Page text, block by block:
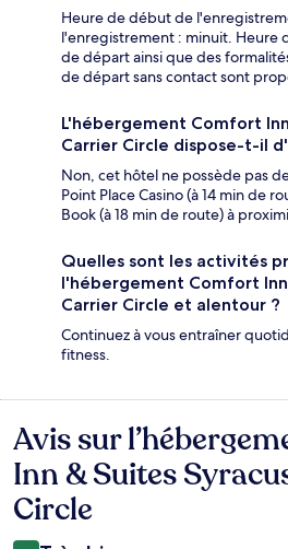
Heure de début de
l'enregistrement : minuit. Heure
de départ ainsi que des
de départ sans contact sont
L'hébergement Comfort
Carrier Circle dispose-t-il
Non, cet hôtel ne possède pas
Point Place Casino (à 14 min de
Book (à 18 min de route) à
Quelles sont les activités
l'hébergement Comfort
Carrier Circle et alentour ?
Continuez à vous entraîner
fitness.
Avis
Avis sur
Inn & Suites
Circle